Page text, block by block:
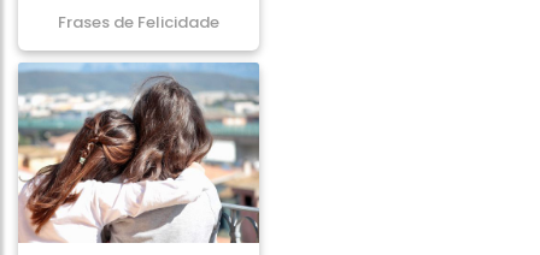
Frases de Felicidade